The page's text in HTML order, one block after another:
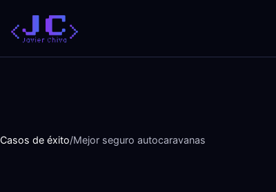
contenido
Casos de éxito/Mejor seguro autocaravanas